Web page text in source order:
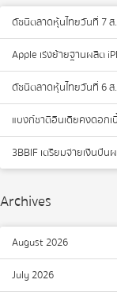
ดัชนีตลาดหุ้นไทยวันที่ 7 ส
Apple เร่งย้ายฐานผลิต
ดัชนีตลาดหุ้นไทยวันที่ 6 ส
แบงก์ชาติอินเดียคงดอกเ
3BBIF เตรียมจ่ายเงินปั
Archives
August 2026
July 2026